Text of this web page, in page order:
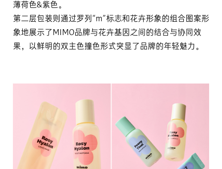
薄荷色&紫色。
第二层包装则通过罗列“m”标志和花卉形象的组合图案形
象地展示了MIMO品牌与花卉基因之间的结合与协同效
果，以鲜明的双主色撞色形式突显了品牌的年轻魅力。